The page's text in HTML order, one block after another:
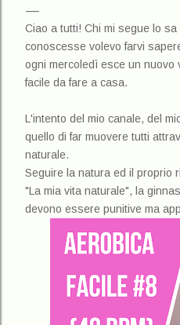
Ciao a tutti! Chi mi segue lo
conoscesse volevo farvi
ogni mercoledì esce un nuovo
facile da fare a casa.
L'intento del mio canale, del
quello di far muovere tutti
naturale.
Seguire la natura ed il proprio
"La mia vita naturale", la
devono essere punitive ma